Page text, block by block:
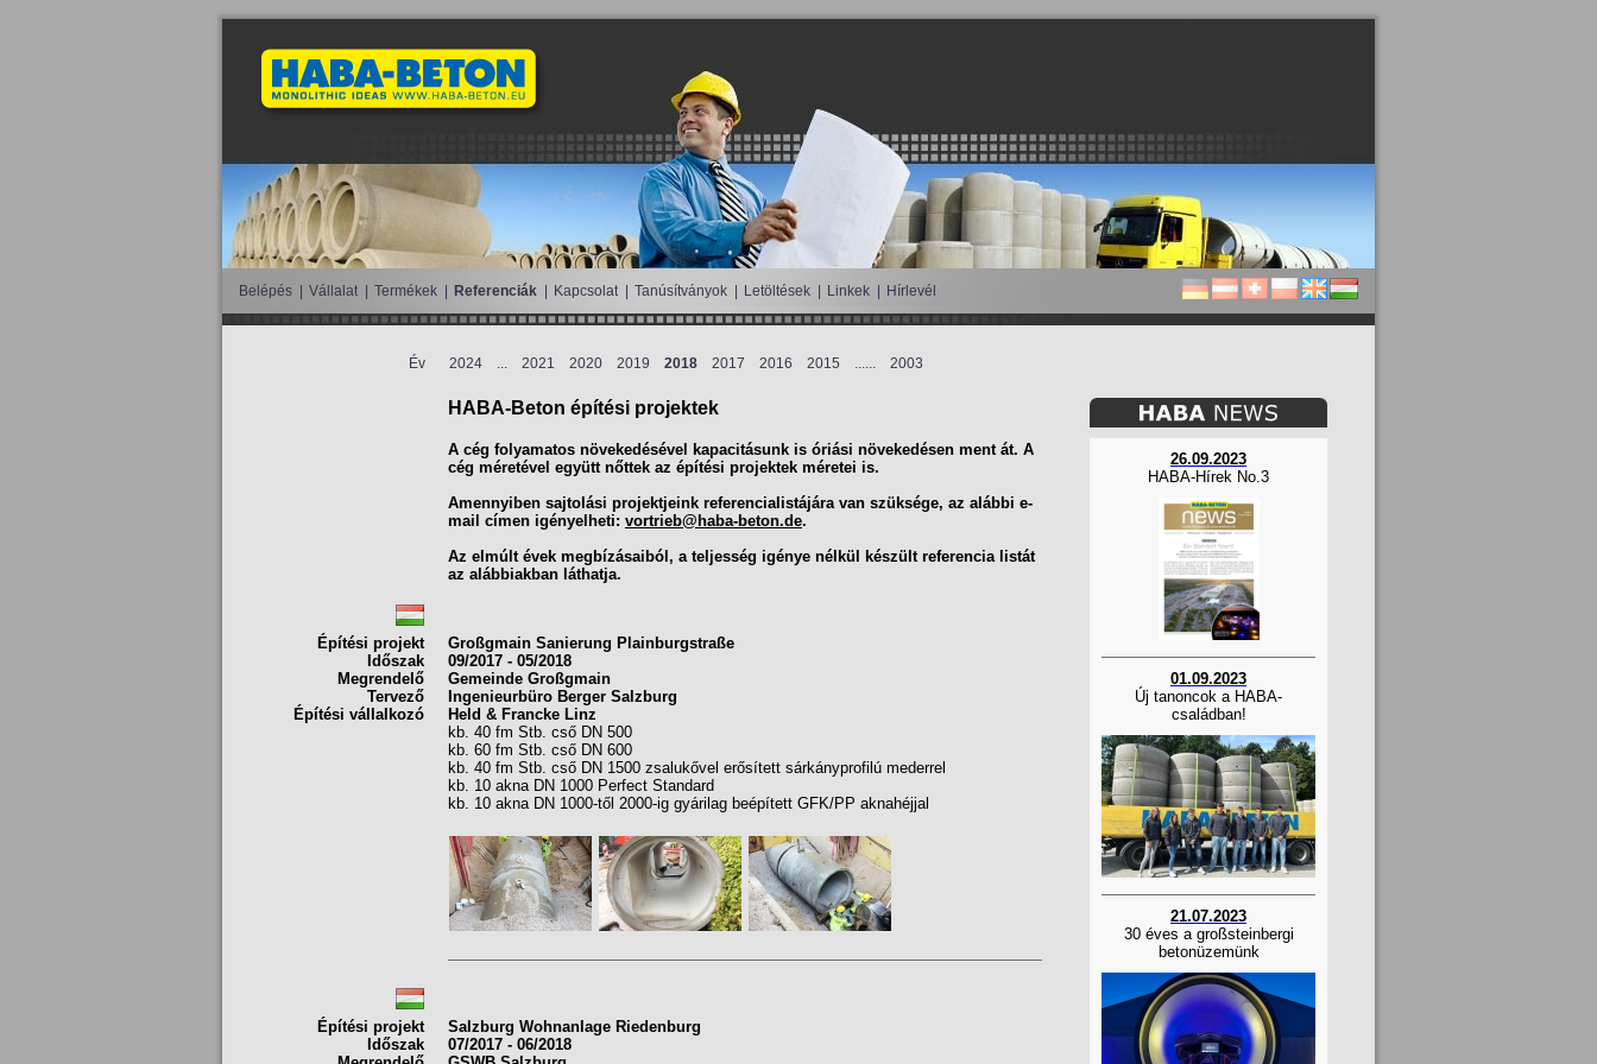
Belépés Vállalat Termékek Referenciák Kapcsolat Tanúsítványok Letöltések Linkek Hírlevél
Év 2024 ... 2021 2020 2019 2018 2017 2016 2015 ...... 2003
HABA-Beton építési projektek
A cég folyamatos növekedésével kapacitásunk is óriási növekedésen ment át. A
cég méretével együtt nőttek az építési projektek méretei is.
Amennyiben sajtolási projektjeink referencialistájára van szüksége, az alábbi e-
mail címen igényelheti: vortrieb@haba-beton.de.
Az elmúlt évek megbízásaiból, a teljesség igénye nélkül készült referencia listát
az alábbiakban láthatja.
Építési projekt
Großgmain Sanierung Plainburgstraße
Időszak
09/2017 - 05/2018
Megrendelő
Gemeinde Großgmain
Tervező
Ingenieurbüro Berger Salzburg
Építési vállalkozó
Held & Francke Linz
kb. 40 fm Stb. cső DN 500
kb. 60 fm Stb. cső DN 600
kb. 40 fm Stb. cső DN 1500 zsalukővel erősített sárkányprofilú mederrel
kb. 10 akna DN 1000 Perfect Standard
kb. 10 akna DN 1000-től 2000-ig gyárilag beépített GFK/PP aknahéjjal
Építési projekt
Salzburg Wohnanlage Riedenburg
Időszak
07/2017 - 06/2018
26.09.2023
HABA-Hírek No.3
01.09.2023
Új tanoncok a HABA-
családban!
21.07.2023
30 éves a großsteinbergi
betonüzemünk